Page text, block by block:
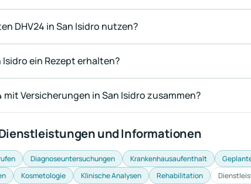
DHV24 in San Isidro nutzen?
Isidro ein Rezept erhalten?
mit Versicherungen in San Isidro zusammen?
und Informationen
Diagnoseuntersuchungen Krankenhausaufenthalt
Kosmetologie Klinische Analysen Rehabilitation